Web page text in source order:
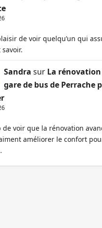
de voir quelqu’un qui
Sandra sur La rénovation
gare de bus de Perrache
de voir que la rénovation
améliorer le confort